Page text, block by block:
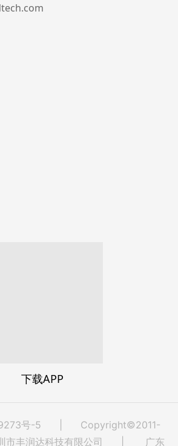
下载APP
号-5 | Copyright©2011-
润达科技有限公司 | 广东